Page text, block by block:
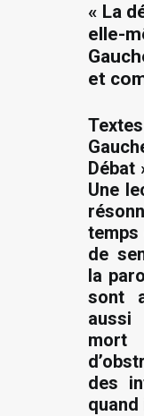
« La
elle-
et
Débat
Une
temps
de
la
sont
aussi
des
quand